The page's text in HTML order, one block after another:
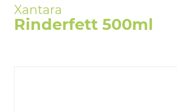
TIERNAHRUNG
VITALPRODUKTE
Rinderfett 500ml